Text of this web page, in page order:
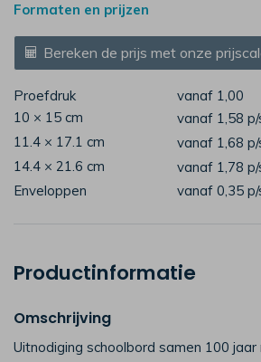
Formaten en prijzen
Bereken de prijs met onze
Proefdruk
vanaf 1,00
10 × 15 cm
vanaf 1,58
11.4 × 17.1 cm
vanaf 1,68
14.4 × 21.6 cm
vanaf 1,78
Enveloppen
vanaf 0,35
Productinformatie
Omschrijving
Uitnodiging schoolbord samen 100